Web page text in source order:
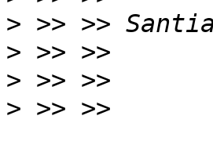
>
>
>
> >> >>